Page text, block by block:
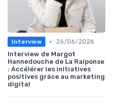
Interview •
26/06/2026
Interview de Margot
Hannedouche de La Raiponse
: Accélérer les initiatives
positives grâce au marketing
digital